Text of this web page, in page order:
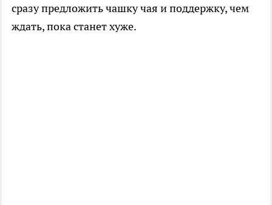
сразу предложить чашку чая и поддержку, чем
ждать, пока станет хуже.